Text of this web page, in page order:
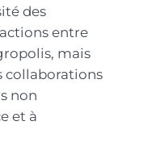
des
entre
mais
collaborations
non
et à